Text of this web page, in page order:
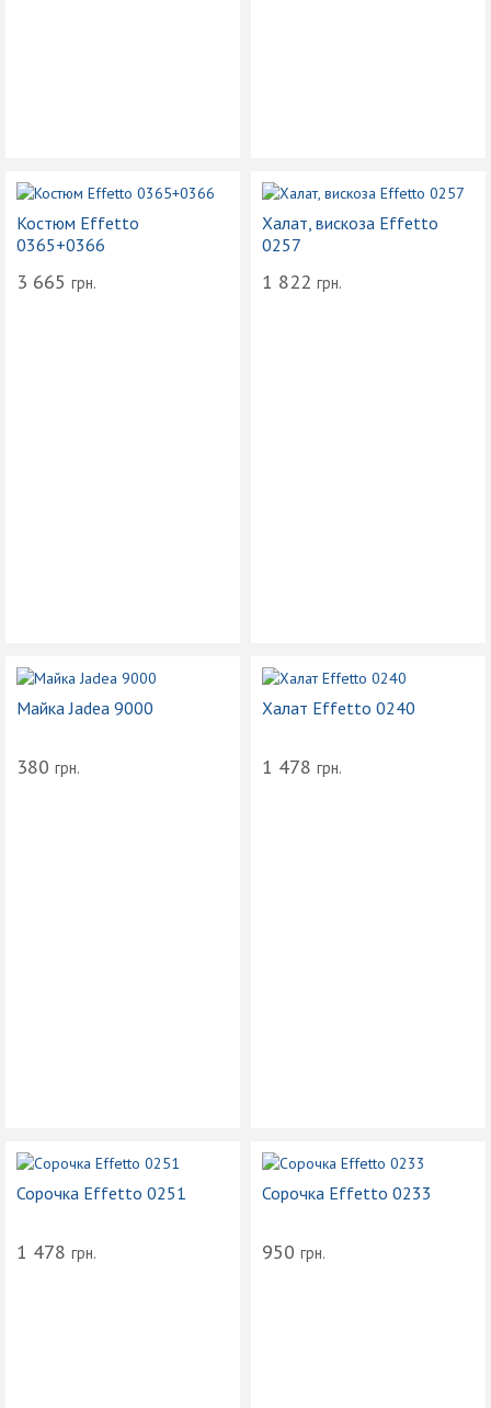
Костюм Effetto
0365+0366
3 665 грн.
Халат, вискоза Effetto
0257
1 822 грн.
Майка Jadea 9000
380 грн.
Халат Effetto 0240
1 478 грн.
Сорочка Effetto 0251
1 478 грн.
Сорочка Effetto 0233
950 грн.